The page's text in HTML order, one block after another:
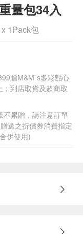
量包34入
1Pack包
贈M&M`s多彩點心
到店取貨及超商取
不累贈，請注意訂單
送之折價券消費指定
併使用)